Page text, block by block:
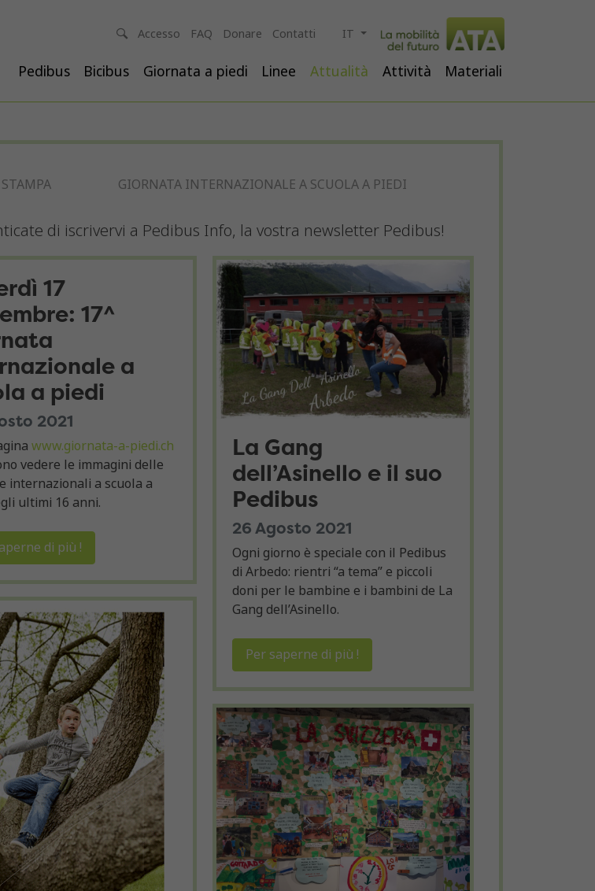
Accesso FAQ Donare Contatti IT
Pedibus Bicibus Giornata a piedi Linee Attualità Attività Materiali
STAMPA GIORNATA INTERNAZIONALE A SCUOLA A PIEDI
di iscrivervi a Pedibus Info, la vostra newsletter Pedibus!
17
17^
a
a piedi
2021
www.giornata-a-piedi.ch
vedere le immagini delle
internazionali a scuola a
ultimi 16 anni.
di più !
La Gang
dell’Asinello e il suo
Pedibus
26 Agosto 2021
Ogni giorno è speciale con il Pedibus
di Arbedo: rientri “a tema” e piccoli
doni per le bambine e i bambini de La
Gang dell’Asinello.
Per saperne di più !